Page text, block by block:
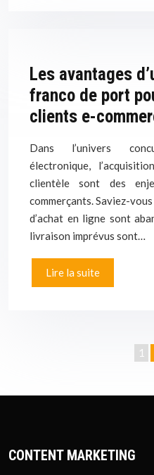
Les avantages
franco de port
clients e-
Dans l’univers
électronique,
clientèle sont des
commerçants. Saviez-
d’achat en ligne sont
livraison imprévus sont…
Lire la suite
1
CONTENT MARKETING